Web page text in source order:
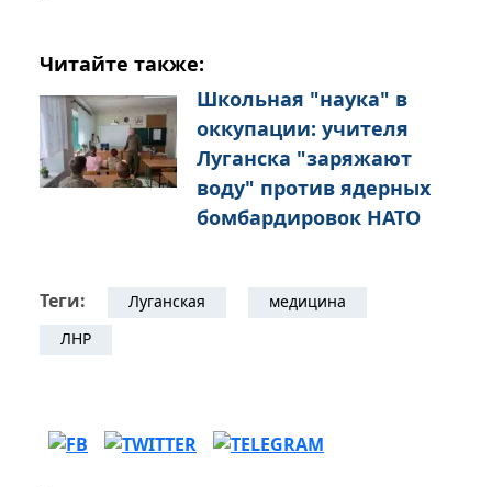
Читайте также:
Школьная "наука" в
оккупации: учителя
Луганска "заряжают
воду" против ядерных
бомбардировок НАТО
Теги: Луганская
медицина
ЛНР